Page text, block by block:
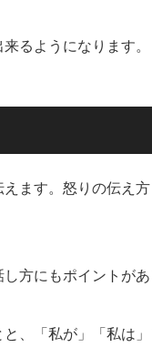
るようになります。
ます。怒りの伝え
方にもポイントがあ
、「私が」「私は